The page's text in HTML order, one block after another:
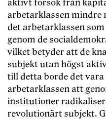
aktivt försök från
arbetarklassen mindre
det arbetarklassen
genom de
vilket betyder att de
subjekt utan högst
till detta borde det
arbetarklassen att
institutioner
revolutionärt subjekt.